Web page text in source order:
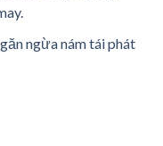
ngừa nám tái phát